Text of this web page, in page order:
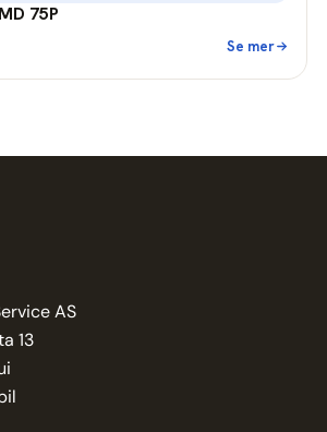
75P
Se mer
AS
13